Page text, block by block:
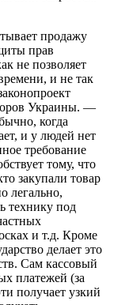
продажу
прав
не позволяет
и не так
Украины. —
когда
и у людей нет
требование
тому, что
закупали товар
легально,
технику под
и т.д. Кроме
делает это
Сам кассовый
платежей (за
получает узкий